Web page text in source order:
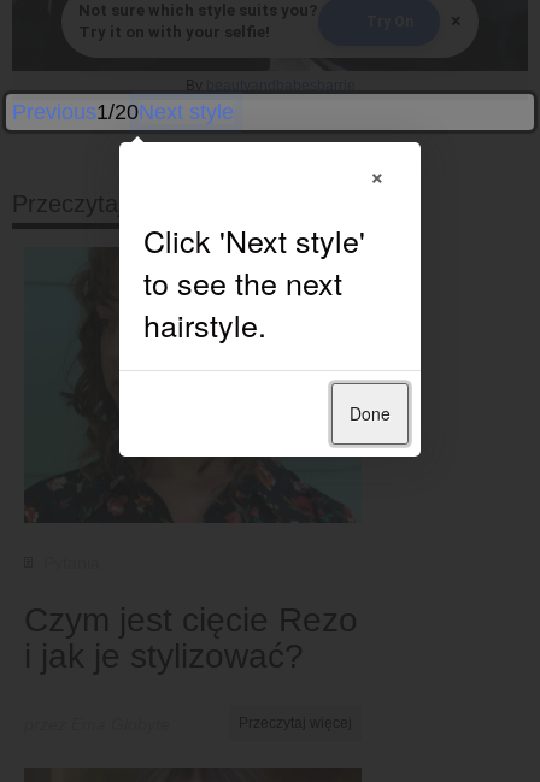
Not sure which style suits you?
Try it on with your selfie!
×
Previous1/20Next style
Przeczytaj dalej
Czym jest cięcie Rezo
i jak je stylizować?
×
Done